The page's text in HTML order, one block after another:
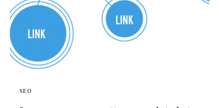
SEO